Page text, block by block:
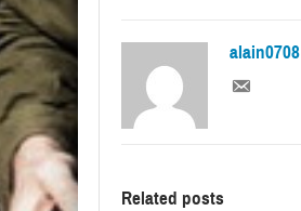
alain0708
Related posts